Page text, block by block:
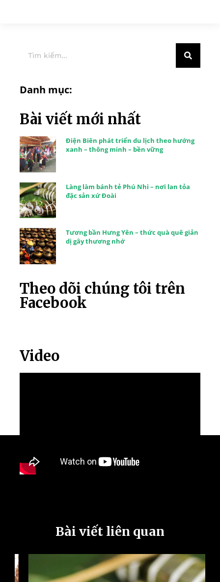
Danh mục:
Bài viết mới nhất
Điện Biên phát triển du lịch theo hướng
xanh – thông minh – bền vững
Làng làm bánh tẻ Phú Nhi – nơi lan tỏa
đặc sản xứ Đoài
Tương bần Hưng Yên – thức quà quê giản
dị gây thương nhớ
Theo dõi chúng tôi trên
Facebook
Video
Bài viết liên quan